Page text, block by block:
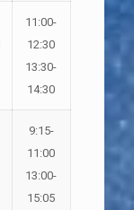
11:00-
12:30
13:30-
14:30
9:15-
11:00
13:00-
15:05